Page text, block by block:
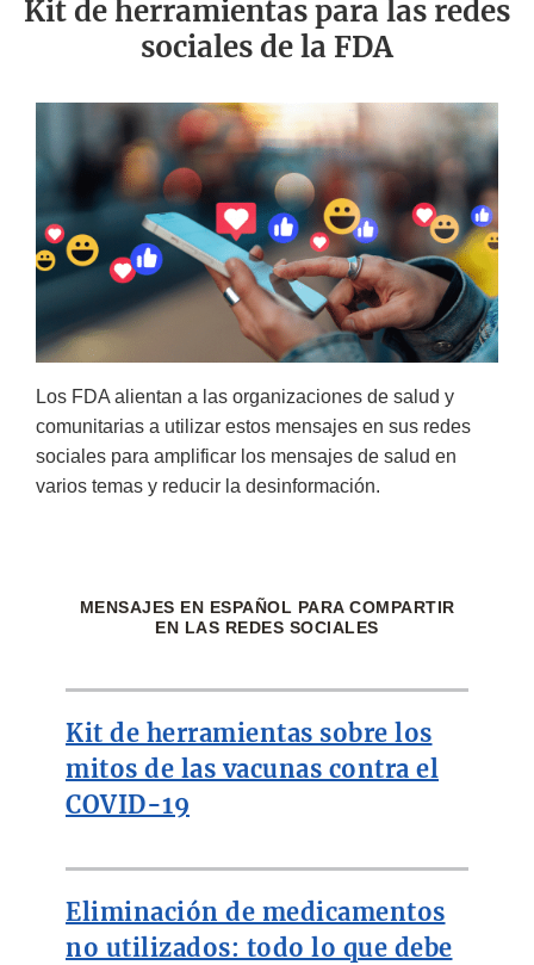
Kit de herramientas para las redes
sociales de la FDA
Los FDA alientan a las organizaciones de salud y
comunitarias a utilizar estos mensajes en sus redes
sociales para amplificar los mensajes de salud en
varios temas y reducir la desinformación.
MENSAJES EN ESPAÑOL PARA COMPARTIR
EN LAS REDES SOCIALES
Kit de herramientas sobre los
mitos de las vacunas contra el
COVID-19
Eliminación de medicamentos
no utilizados: todo lo que debe